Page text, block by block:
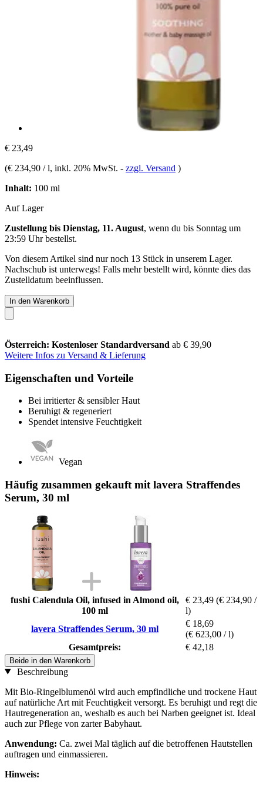
€ 23,49
(€ 234,90 / l, inkl. 20% MwSt. - zzgl. Versand )
Inhalt: 100 ml
Auf Lager
Zustellung bis Dienstag, 11. August, wenn du bis Sonntag um
23:59 Uhrbestellst.
Von diesem Artikel sind nur noch 13 Stück in unserem Lager.
Nachschub ist unterwegs! Falls mehr bestellt wird, könnte dies das
Zustelldatum beeinflussen.
In den Warenkorb
Österreich: Kostenloser Standardversand ab € 39,90
Weitere Infos zu Versand & Lieferung
Eigenschaften und Vorteile
Bei irritierter & sensibler Haut
Beruhigt & regeneriert
Spendet intensive Feuchtigkeit
Vegan
Häufig zusammen gekauft mit lavera Straffendes
Serum, 30 ml
fushi Calendula Oil, infused in Almond oil,
100 ml
€ 23,49 (€ 234,90 /
l)
lavera Straffendes Serum, 30 ml
€ 18,69
(€ 623,00 / l)
Gesamtpreis:
€ 42,18
Beide in den Warenkorb
Beschreibung
Mit Bio-Ringelblumenöl wird auch empfindliche und trockene Haut
auf natürliche Art mit Feuchtigkeit versorgt. Es beruhigt und regt die
Hautregeneration an, weshalb es auch bei Narben geeignet ist. Ideal
auch zur Pflege von zarter Babyhaut.
Anwendung: Ca. zwei Mal täglich auf die betroffenen Hautstellen
auftragen und einmassieren.
Hinweis: